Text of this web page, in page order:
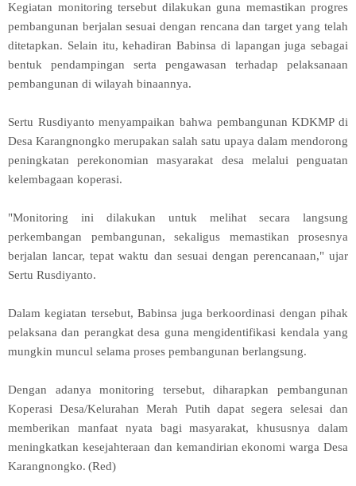
Kegiatan monitoring tersebut dilakukan guna memastikan progres
pembangunan berjalan sesuai dengan rencana dan target yang telah
ditetapkan. Selain itu, kehadiran Babinsa di lapangan juga sebagai
bentuk pendampingan serta pengawasan terhadap pelaksanaan
pembangunan di wilayah binaannya.
Sertu Rusdiyanto menyampaikan bahwa pembangunan KDKMP di
Desa Karangnongko merupakan salah satu upaya dalam mendorong
peningkatan perekonomian masyarakat desa melalui penguatan
kelembagaan koperasi.
"Monitoring ini dilakukan untuk melihat secara langsung
perkembangan pembangunan, sekaligus memastikan prosesnya
berjalan lancar, tepat waktu dan sesuai dengan perencanaan," ujar
Sertu Rusdiyanto.
Dalam kegiatan tersebut, Babinsa juga berkoordinasi dengan pihak
pelaksana dan perangkat desa guna mengidentifikasi kendala yang
mungkin muncul selama proses pembangunan berlangsung.
Dengan adanya monitoring tersebut, diharapkan pembangunan
Koperasi Desa/Kelurahan Merah Putih dapat segera selesai dan
memberikan manfaat nyata bagi masyarakat, khususnya dalam
meningkatkan kesejahteraan dan kemandirian ekonomi warga Desa
Karangnongko. (Red)